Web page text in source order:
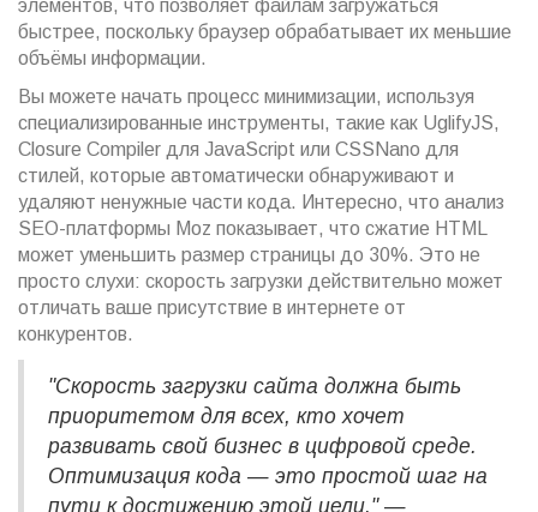
элементов, что позволяет файлам загружаться
быстрее, поскольку браузер обрабатывает их меньшие
объёмы информации.
Вы можете начать процесс минимизации, используя
специализированные инструменты, такие как UglifyJS,
Closure Compiler для JavaScript или CSSNano для
стилей, которые автоматически обнаруживают и
удаляют ненужные части кода. Интересно, что анализ
SEO-платформы Moz показывает, что сжатие HTML
может уменьшить размер страницы до 30%. Это не
просто слухи: скорость загрузки действительно может
отличать ваше присутствие в интернете от
конкурентов.
"Скорость загрузки сайта должна быть
приоритетом для всех, кто хочет
развивать свой бизнес в цифровой среде.
Оптимизация кода — это простой шаг на
пути к достижению этой цели." —